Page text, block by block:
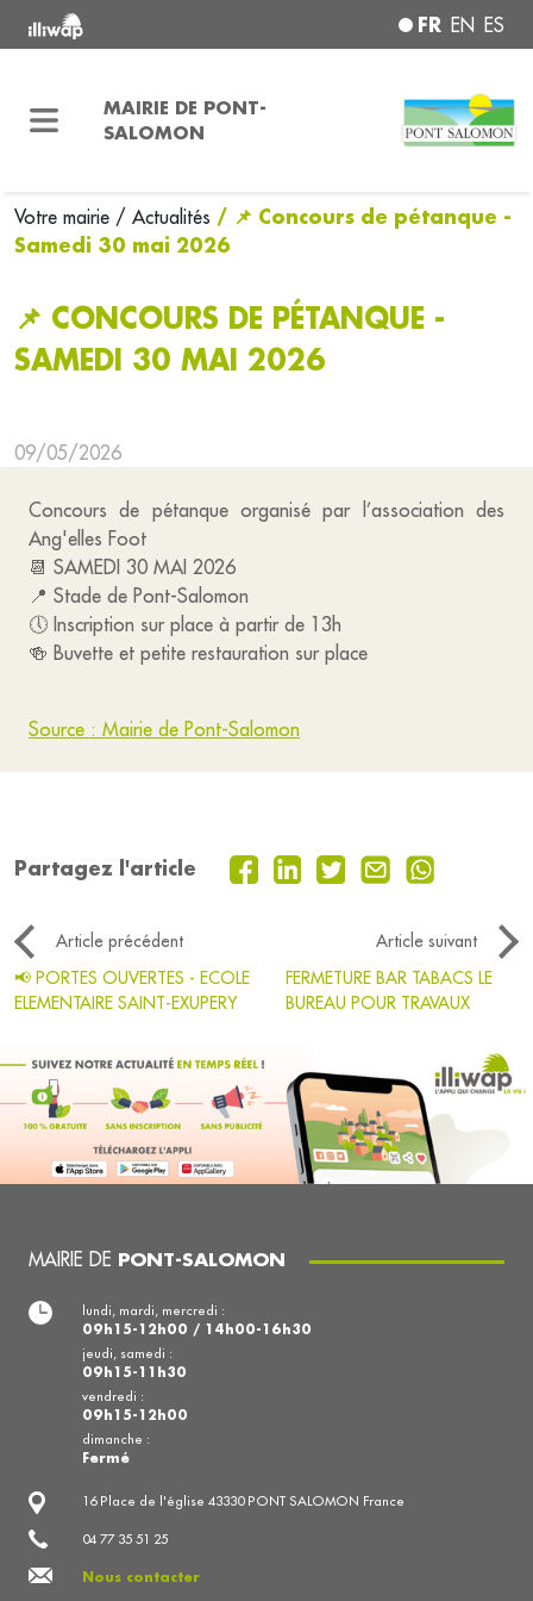
FR EN ES
MAIRIE DE PONT-
SALOMON
Votre mairie / Actualités / 📌 Concours de pétanque -
Samedi 30 mai 2026
📌 CONCOURS DE PÉTANQUE -
SAMEDI 30 MAI 2026
09/05/2026
Concours de pétanque organisé par l’association des
Ang'elles Foot
📆 SAMEDI 30 MAI 2026
📍 Stade de Pont-Salomon
🕔 Inscription sur place à partir de 13h
🍻 Buvette et petite restauration sur place
Source : Mairie de Pont-Salomon
Partagez l'article
Article précédent
Article suivant
📢 PORTES OUVERTES - ECOLE
ELEMENTAIRE SAINT-EXUPERY
FERMETURE BAR TABACS LE
BUREAU POUR TRAVAUX
MAIRIE DE PONT-SALOMON
16 Place de l'église 43330 PONT SALOMON France
04 77 35 51 25
Nous contacter
lundi, mardi, mercredi :
09h15-12h00 / 14h00-16h30
jeudi, samedi :
09h15-11h30
vendredi :
09h15-12h00
dimanche :
Fermé